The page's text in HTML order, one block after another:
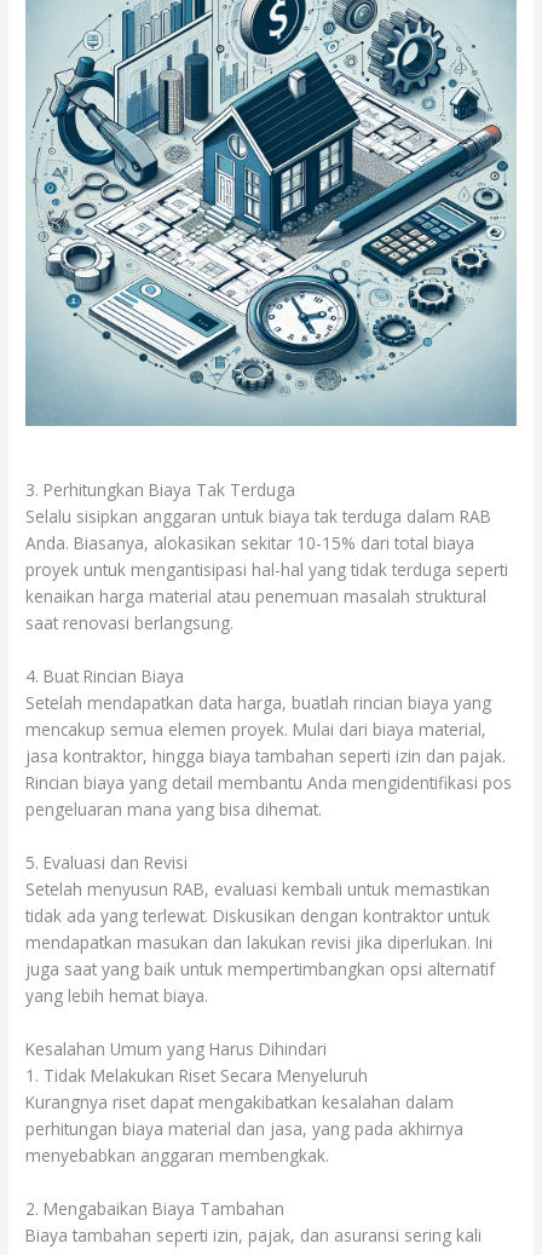
3. Perhitungkan Biaya Tak Terduga
Selalu sisipkan anggaran untuk biaya tak terduga dalam RAB
Anda. Biasanya, alokasikan sekitar 10-15% dari total biaya
proyek untuk mengantisipasi hal-hal yang tidak terduga seperti
kenaikan harga material atau penemuan masalah struktural
saat renovasi berlangsung.
4. Buat Rincian Biaya
Setelah mendapatkan data harga, buatlah rincian biaya yang
mencakup semua elemen proyek. Mulai dari biaya material,
jasa kontraktor, hingga biaya tambahan seperti izin dan pajak.
Rincian biaya yang detail membantu Anda mengidentifikasi pos
pengeluaran mana yang bisa dihemat.
5. Evaluasi dan Revisi
Setelah menyusun RAB, evaluasi kembali untuk memastikan
tidak ada yang terlewat. Diskusikan dengan kontraktor untuk
mendapatkan masukan dan lakukan revisi jika diperlukan. Ini
juga saat yang baik untuk mempertimbangkan opsi alternatif
yang lebih hemat biaya.
Kesalahan Umum yang Harus Dihindari
1. Tidak Melakukan Riset Secara Menyeluruh
Kurangnya riset dapat mengakibatkan kesalahan dalam
perhitungan biaya material dan jasa, yang pada akhirnya
menyebabkan anggaran membengkak.
2. Mengabaikan Biaya Tambahan
Biaya tambahan seperti izin, pajak, dan asuransi sering kali